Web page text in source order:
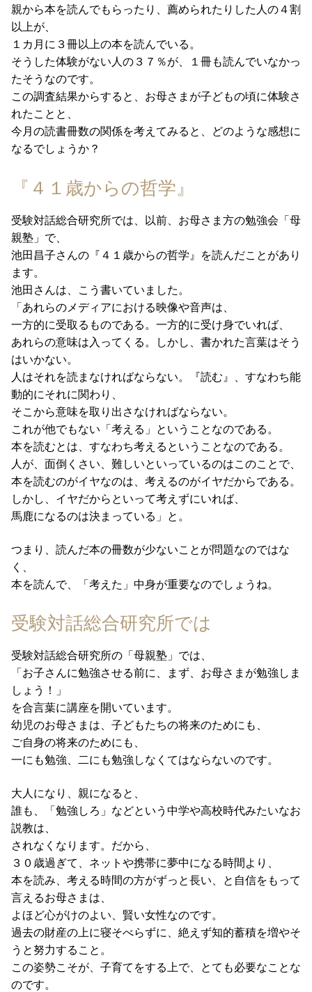
親から本を読んでもらったり、薦められたりした人の４割
以上が、
１カ月に３冊以上の本を読んでいる。
そうした体験がない人の３７％が、１冊も読んでいなかっ
たそうなのです。
この調査結果からすると、お母さまが子どもの頃に体験さ
れたことと、
今月の読書冊数の関係を考えてみると、どのような感想に
なるでしょうか？
『４１歳からの哲学』
受験対話総合研究所では、以前、お母さま方の勉強会「母
親塾 」 で、
池田昌子さんの『４１歳からの哲学』を読んだことがあり
ます。
池田さんは、こう書いていました。
「あれらのメディアにおける映像や音声は、
一方的に受取るものである。一方的に受け身でいれば、
あれらの意味は入ってくる。しかし、書かれた言葉はそう
はいかない。
人はそれを読まなければならない。『読む』、すなわち能
動的にそれに関わり、
そこから意味を取り出さなければならない。
これが他でもない「考える」ということなのである。
本を読むとは、すなわち考えるということなのである。
人が、面倒くさい、難しいといっているのはこのことで、
本を読むのがイヤなのは、考えるのがイヤだからである。
しかし、イヤだからといって考えずにいれば、
馬鹿になるのは決まっている」と。
つまり、読んだ本の冊数が少ないことが問題なのではな
く、
本を読んで、「考えた」中身が重要なのでしょうね。
受験対話総合研究所では
受験対話総合研究所の「母親塾 」では、
「お子さんに勉強させる前に、まず、お母さまが勉強しま
しょう！」
を合言葉に講座を開いています。
幼児のお母さまは、子どもたちの将来のためにも、
ご自身の将来のためにも、
一にも勉強、二にも勉強しなくてはならないのです。
大人になり、親になると、
誰も、「勉強しろ」などという中学や高校時代みたいなお
説教は、
されなくなります。だから、
３０歳過ぎて、ネットや携帯に夢中になる時間より、
本を読み、考える時間の方がずっと長い、と自信をもって
言えるお母さまは、
よほど心がけのよい、賢い女性なのです。
過去の財産の上に寝そべらずに、絶えず知的蓄積を増やそ
うと努力すること。
この姿勢こそが、子育てをする上で、とても必要なことな
のです。